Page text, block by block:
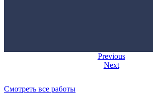
Previous
Next
Смотреть все работы